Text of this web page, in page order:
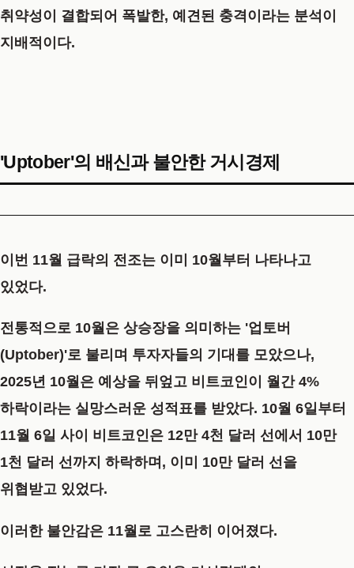
취약성이 결합되어 폭발한, 예견된 충격이라는 분석이
지배적이다.
'Uptober'의 배신과 불안한 거시경제
이번 11월 급락의 전조는 이미 10월부터 나타나고
있었다.
전통적으로 10월은 상승장을 의미하는 '업토버
(Uptober)'로 불리며 투자자들의 기대를 모았으나,
2025년 10월은 예상을 뒤엎고 비트코인이 월간 4%
하락이라는 실망스러운 성적표를 받았다. 10월 6일부터
11월 6일 사이 비트코인은 12만 4천 달러 선에서 10만
1천 달러 선까지 하락하며, 이미 10만 달러 선을
위협받고 있었다.
이러한 불안감은 11월로 고스란히 이어졌다.